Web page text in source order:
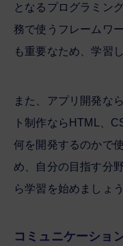
となるプログラミン
務で使うフレームワ
も重要なため、学習
また、アプリ開発な
ト制作ならHTML、
何を開発するのかで
め、自分の目指す分
ら学習を始めましょう
コミュニケーショ